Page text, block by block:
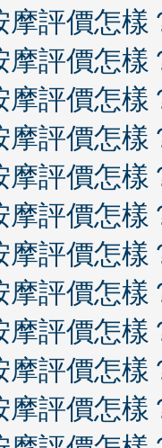
摩評價怎樣
摩評價怎樣
摩評價怎樣
摩評價怎樣
摩評價怎樣
摩評價怎樣
摩評價怎樣
摩評價怎樣
摩評價怎樣
摩評價怎樣
摩評價怎樣